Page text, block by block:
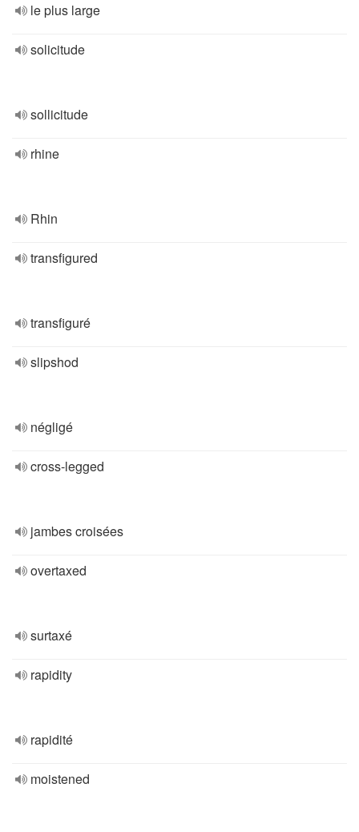
le plus large
solicitude
sollicitude
rhine
Rhin
transfigured
transfiguré
slipshod
négligé
cross-legged
jambes croisées
overtaxed
surtaxé
rapidity
rapidité
moistened